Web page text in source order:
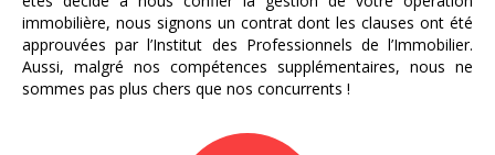
immobilière, nous signons un contrat dont les clauses ont été
approuvées par l’Institut des Professionnels de l’Immobilier.
Aussi, malgré nos compétences supplémentaires, nous ne
sommes pas plus chers que nos concurrents !